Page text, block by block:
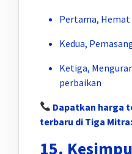
Pertama,
Kedua,
Ketiga,
perbaikan
Dapatkan harga
terbaru di Tiga Mitra:
15.